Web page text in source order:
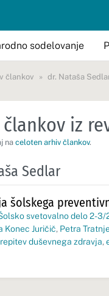
sodelovanje
člankov dr. Nataša
iz
naceloten arhiv člankov.
Sedlar
šolskega
svetovalno delo 2-3/
Konec Juričič, Petra
duševnega zdravja,